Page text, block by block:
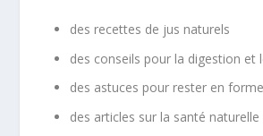
des recettes de jus naturels
des conseils pour la digestion et
des astuces pour rester en forme
des articles sur la santé naturelle